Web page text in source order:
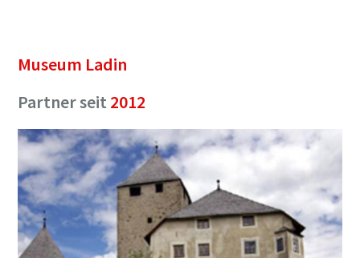
Museum Ladin
Partner seit2012